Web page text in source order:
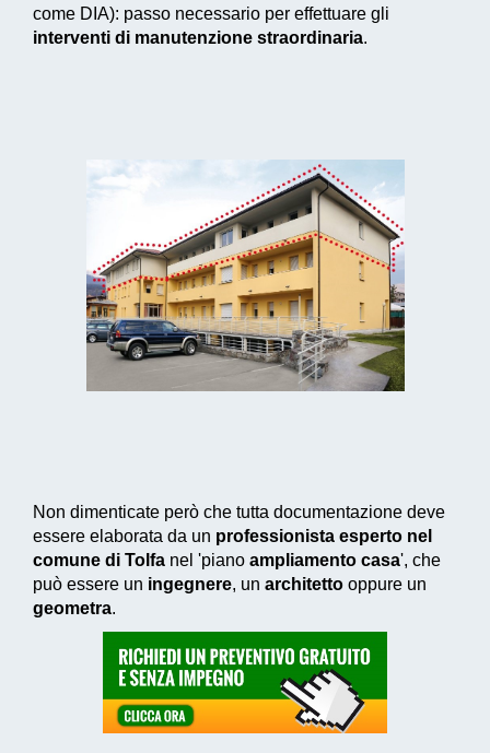
come DIA): passo necessario per effettuare gli
interventi di manutenzione straordinaria.
Non dimenticate però che tutta documentazione deve
essere elaborata da un professionista esperto nel
comune di Tolfa nel 'piano ampliamento casa', che
può essere un ingegnere, un architetto oppure un
geometra.